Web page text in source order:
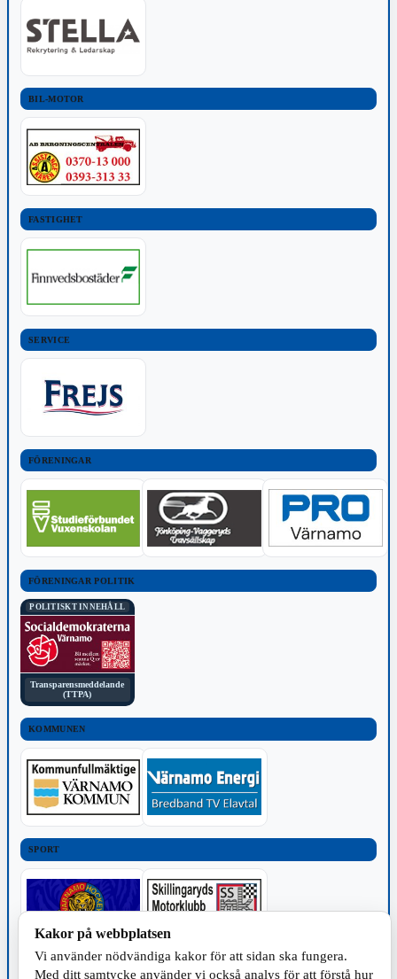
BIL-MOTOR
FASTIGHET
SERVICE
FÖRENINGAR
FÖRENINGAR POLITIK
POLITISKT INNEHÅLL
Transparensmeddelande
(TTPA)
KOMMUNEN
SPORT
TILLVERKNING
Kakor på webbplatsen
Vi använder nödvändiga kakor för att sidan ska fungera.
Med ditt samtycke använder vi också analys för att förstå hur